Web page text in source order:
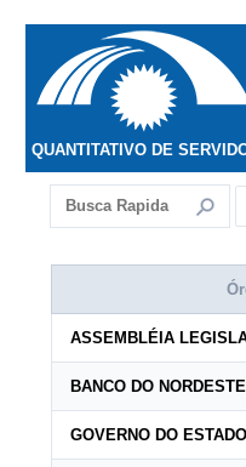
QUANTITATIVO DE
ASSEMBLÉIA
BANCO DO
GOVERNO DO